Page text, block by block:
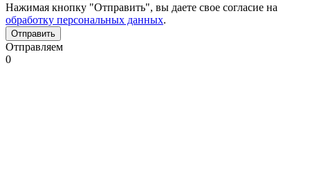
Нажимая кнопку "Отправить", вы даете свое согласие на
обработку персональных данных.
Отправляем
0